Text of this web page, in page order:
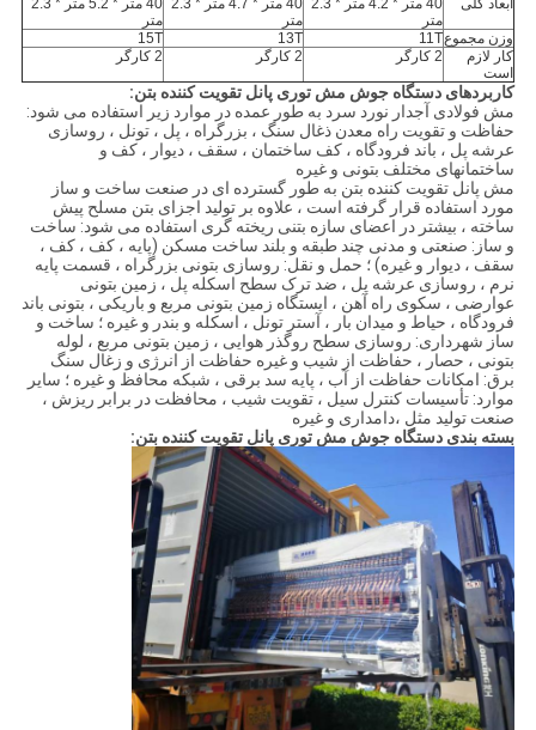
ابعاد کلی
40 متر * 4.2 متر * 2.3
متر
40 متر * 4.7 متر * 2.3
متر
40 متر * 5.2 متر * 2.3
متر
وزن مجموع11T
13T
15T
کار لازم
است
2 کارگر 2 کارگر 2 کارگر
کاربردهای دستگاه جوش مش توری پانل تقویت کننده بتن:
مش فولادی آجدار نورد سرد به طور عمده در موارد زیر استفاده می شود:
حفاظت و تقویت راه معدن ذغال سنگ ، بزرگراه ، پل ، تونل ، روسازی
عرشه پل ، باند فرودگاه ، کف ساختمان ، سقف ، دیوار ، کف و
ساختمانهای مختلف بتونی و غیره
مش پانل تقویت کننده بتن به طور گسترده ای در صنعت ساخت و ساز
مورد استفاده قرار گرفته است ، علاوه بر تولید اجزای بتن مسلح پیش
ساخته ، بیشتر در اعضای سازه بتنی ریخته گری استفاده می شود: ساخت
و ساز: صنعتی و مدنی چند طبقه و بلند ساخت مسکن (پایه ، کف ، کف ،
سقف ، دیوار و غیره) ؛ حمل و نقل: روسازی بتونی بزرگراه ، قسمت پایه
نرم ، روسازی عرشه پل ، ضد ترک سطح اسکله پل ، زمین بتونی
عوارضی ، سکوی راه آهن ، ایستگاه زمین بتونی مربع و باریکی ، بتونی باند
فرودگاه ، حیاط و میدان بار ، آستر تونل ، اسکله و بندر و غیره ؛ ساخت و
ساز شهرداری: روسازی سطح روگذر هوایی ، زمین بتونی مربع ، لوله
بتونی ، حصار ، حفاظت از شیب و غیره حفاظت از انرژی و زغال سنگ
برق: امکانات حفاظت از آب ، پایه سد برقی ، شبکه محافظ و غیره ؛ سایر
موارد: تأسیسات کنترل سیل ، تقویت شیب ، محافظت در برابر ریزش ،
صنعت تولید مثل ،دامداری و غیره
بسته بندی دستگاه جوش مش توری پانل تقویت کننده بتن: